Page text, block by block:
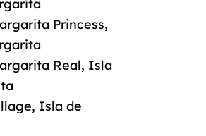
Princess,
Real, Isla
Isla de